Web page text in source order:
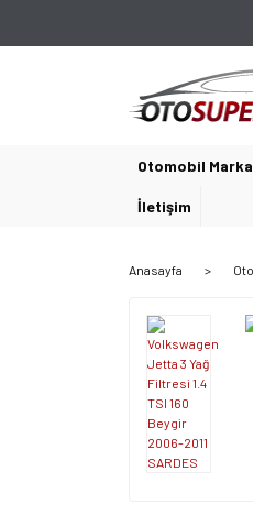
Otomobil
İletişim
Anasayfa